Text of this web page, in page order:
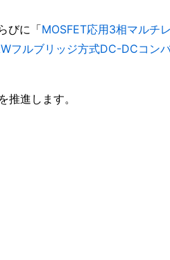
びに「MOSFET応用3相マルチ
フルブリッジ方式DC-DCコン
進します。